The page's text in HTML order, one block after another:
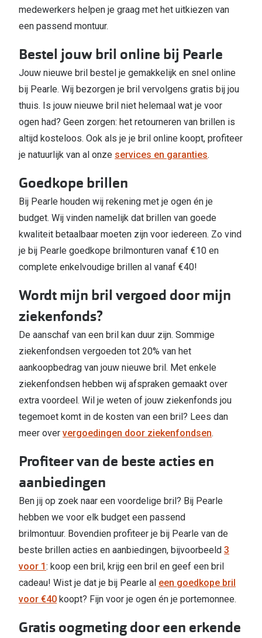
medewerkers helpen je graag met het uitkiezen van
een passend montuur.
Bestel jouw bril online bij Pearle
Jouw nieuwe bril bestel je gemakkelijk en snel online
bij Pearle. Wij bezorgen je bril vervolgens gratis bij jou
thuis. Is jouw nieuwe bril niet helemaal wat je voor
ogen had? Geen zorgen: het retourneren van brillen is
altijd kosteloos. Ook als je je bril online koopt, profiteer
je natuurlijk van al onze services en garanties.
Goedkope brillen
Bij Pearle houden wij rekening met je ogen én je
budget. Wij vinden namelijk dat brillen van goede
kwaliteit betaalbaar moeten zijn voor iedereen. Zo vind
je bij Pearle goedkope brilmonturen vanaf €10 en
complete enkelvoudige brillen al vanaf €40!
Wordt mijn bril vergoed door mijn
ziekenfonds?
De aanschaf van een bril kan duur zijn. Sommige
ziekenfondsen vergoeden tot 20% van het
aankoopbedrag van jouw nieuwe bril. Met enkele
ziekenfondsen hebben wij afspraken gemaakt over
extra voordeel. Wil je weten of jouw ziekenfonds jou
tegemoet komt in de kosten van een bril? Lees dan
meer over vergoedingen door ziekenfondsen.
Profiteer van de beste acties en
aanbiedingen
Ben jij op zoek naar een voordelige bril? Bij Pearle
hebben we voor elk budget een passend
brilmontuur. Bovendien profiteer je bij Pearle van de
beste brillen acties en aanbiedingen, bijvoorbeeld 3
voor 1: koop een bril, krijg een bril en geef een bril
cadeau! Wist je dat je bij Pearle al een goedkope bril
voor €40 koopt? Fijn voor je ogen én je portemonnee.
Gratis oogmeting door een erkende